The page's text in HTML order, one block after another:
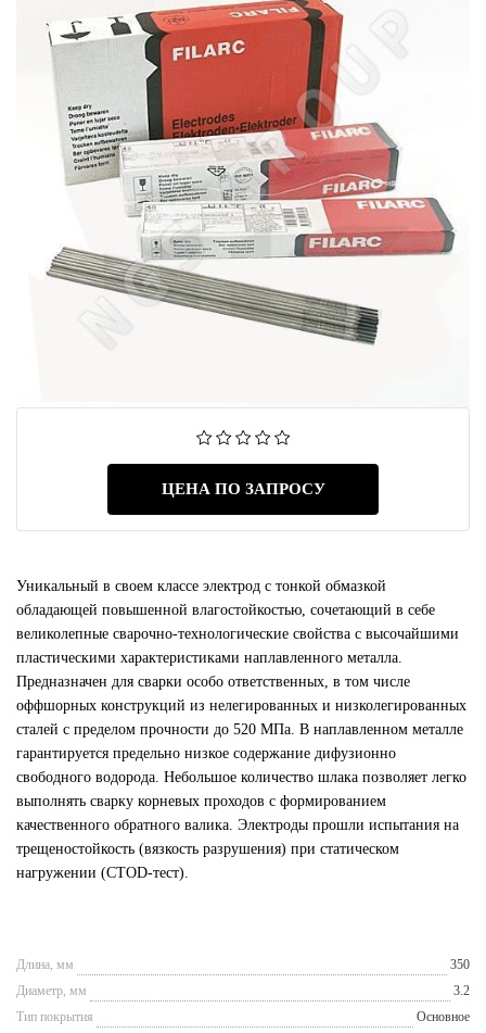
ЦЕНА ПО ЗАПРОСУ
Уникальный в своем классе электрод с тонкой обмазкой
обладающей повышенной влагостойкостью, сочетающий в себе
великолепные сварочно-технологические свойства с высочайшими
пластическими характеристиками наплавленного металла.
Предназначен для сварки особо ответственных, в том числе
оффшорных конструкций из нелегированных и низколегированных
сталей с пределом прочности до 520 МПа. В наплавленном металле
гарантируется предельно низкое содержание дифузионно
свободного водорода. Небольшое количество шлака позволяет легко
выполнять сварку корневых проходов с формированием
качественного обратного валика. Электроды прошли испытания на
трещеностойкость (вязкость разрушения) при статическом
нагружении (CTOD-тест).
Длина, мм
350
Диаметр, мм
3.2
Тип покрытия
Основное